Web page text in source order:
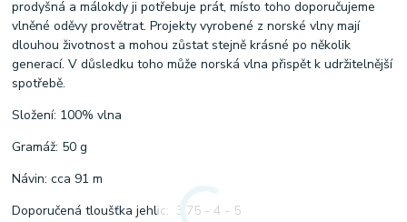
prodyšná a málokdy ji potřebuje prát, místo toho doporučujeme
vlněné oděvy provětrat. Projekty vyrobené z norské vlny mají
dlouhou životnost a mohou zůstat stejně krásné po několik
generací. V důsledku toho může norská vlna přispět k udržitelnější
spotřebě.
Složení: 100% vlna
Gramáž: 50 g
Návin: cca 91 m
Doporučená tloušťka jehlic: 3,75 - 4 - 5